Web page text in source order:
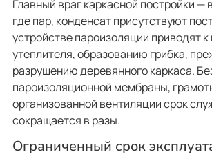
Главный враг каркасной постройки —
где пар, конденсат присутствуют
устройстве пароизоляции приводят
утеплителя, образованию грибка,
разрушению деревянного каркаса.
пароизоляционной мембраны,
организованной вентиляции срок
сокращается в разы.
Ограниченный срок